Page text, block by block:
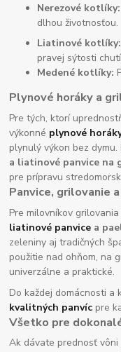
Nerezové kotlíky:
dlhou životnosťou.
Liatinové kotlíky:
pravej sýtosti
Medené kotlíky:
Plynové horáky a
Pre tých, ktorí
výkonné plynové
plynulý výkon bez
a liatinové panvice na
pre prípravu
Panvice, grilovanie
Pre milovníkov
liatinové panvice a
zeleniny aj tradičných
použitie nad ohňom, na
univerzálne a praktické.
Do každej domácnosti a
kvalitných panvíc pre
Všetko pre
Ak dávate prednosť vôni